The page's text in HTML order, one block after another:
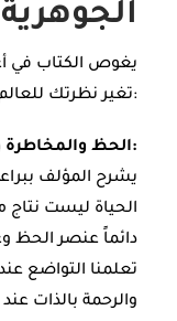
يغوص الكتاب في
تغير نظرتك للعالم، ومن أبرز هذه المحاور:
الحظ والمخاطرة وجهان لعملة واحدة:
يشرح المؤلف
دائماً عنصر الحظ
تعلمنا التواضع
والرحمة بالذات